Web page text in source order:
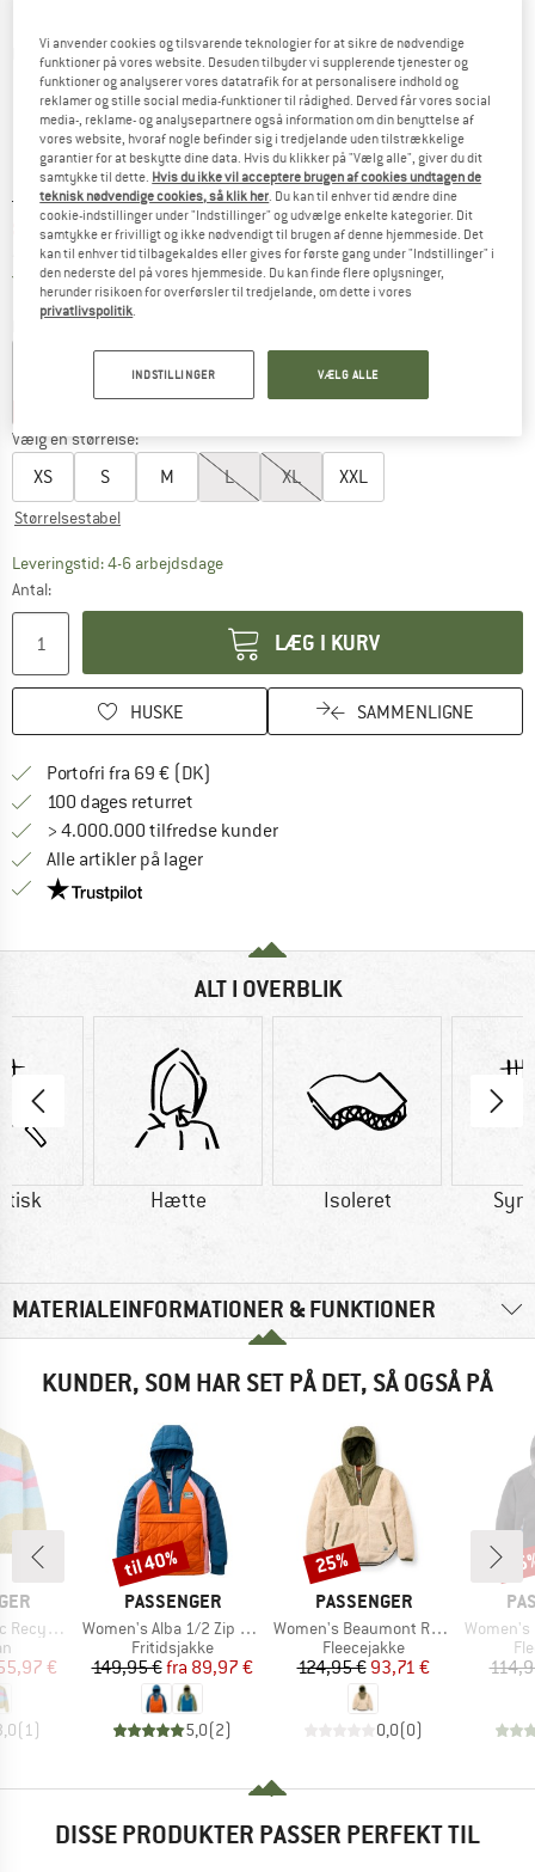
Detaljevisning
Original pris :
119,95€
Pris:
83,97€ inkl. moms.
KR627,73
Gratis forsendelse(DK)Danmark. Oplysninger om
Farve: Sunrise Orange
Vælg en størrelse:
XS S M L XL XXL
Størrelsestabel
Leveringstid: 4-6 arbejdsdageLinket åbnes i en infoboks og indeholder
Antal:
LÆG I KURV
HUSKE SAMMENLIGNE
Portofri fra 69 € (DK)
100 dages returret
> 4.000.000 tilfredse kunder
Alle artikler på lager
Vi er Trustpilot-certificeret - oplysningerne får du
ALT I OVERBLIK
Hætte Isoleret
MATERIALEINFORMATIONER & FUNKTIONER
KUNDER, SOM HAR SET PÅ DET, SÅ OGSÅ PÅ
Cardigan
pris
€
( 1)
MÆRKE
PASSENGER
Artikel
Women's Alba 1/2 Zip Jacket
Produktgruppe
Fritidsjakke
Pris
149,95 € Nedsat pris
fra 89,97 €
5,0(2)
Rabat
til 40%
MÆRKE
PASSENGER
Artikel
Women's Beaumont Recycled Sherpa Hooded Fleece 2.0
Produktgruppe
Fleecejakke
Pris
124,95 €Nedsat pris
93,71 €
0,0(0)
Rabat
25%
Artikel
Women's Maine 2.0
DISSE PRODUKTER PASSER PERFEKT TIL
Vi anvender cookies og tilsvarende teknologier for at sikre de nødvendige
funktioner på vores website. Desuden tilbyder vi supplerende tjenester og
funktioner og analyserer vores datatrafik for at personalisere indhold og
reklamer og stille social media-funktioner til rådighed. Derved får vores social
media-, reklame- og analysepartnere også information om din benyttelse af
vores website, hvoraf nogle befinder sig i tredjelande uden tilstrækkelige
garantier for at beskytte dine data. Hvis du klikker på "Vælg alle", giver du dit
samtykke til dette. Hvis du ikke vil acceptere brugen af cookies undtagen de
teknisk nødvendige cookies, så klik her. Du kan til enhver tid ændre dine
cookie-indstillinger under "Indstillinger" og udvælge enkelte kategorier. Dit
samtykke er frivilligt og ikke nødvendigt til brugen af denne hjemmeside. Det
kan til enhver tid tilbagekaldes eller gives for første gang under "Indstillinger" i
den nederste del på vores hjemmeside. Du kan finde flere oplysninger,
herunder risikoen for overførsler til tredjelande, om dette i vores
privatlivspolitik.
INDSTILLINGER VÆLG ALLE